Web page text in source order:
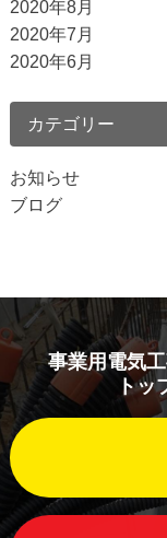
2020年8月
2020年7月
2020年6月
カテゴリー
お知らせ
ブログ
事業用電気
トッ